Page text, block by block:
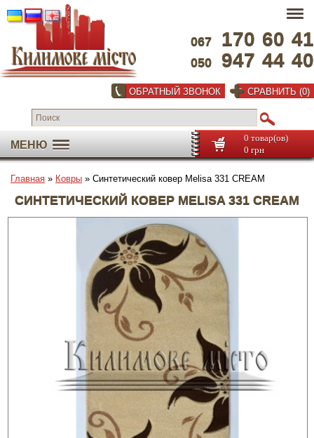
067 170 60 41
050 947 44 40
ОБРАТНЫЙ ЗВОНОК СРАВНИТЬ (0)
МЕНЮ
0 товар(ов)
0 грн
Главная » Ковры » Синтетический ковер Melisa 331 CREAM
СИНТЕТИЧЕСКИЙ КОВЕР MELISA 331 CREAM